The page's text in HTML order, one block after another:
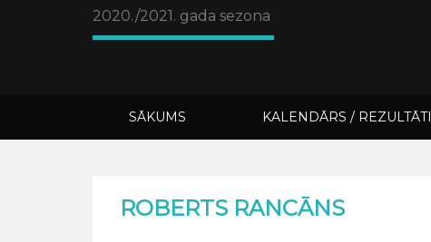
2020./2021. gada sezona
SĀKUMS KALENDĀRS / REZULTĀTI
ROBERTS RANCĀNS